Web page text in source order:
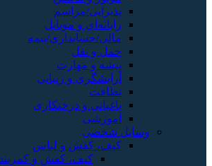
پذیرایی/مراسم
رایانه‌ای و موبایل
مالی/حسابداری/بیمه
حمل و نقل
پیشه و مهارت
آرایشگری و زیبایی
نظافت
باغبانی و درختکاری
آموزشی
وسایل شخصی
کیف، کفش و لباس
کیف، کفش و کمربند